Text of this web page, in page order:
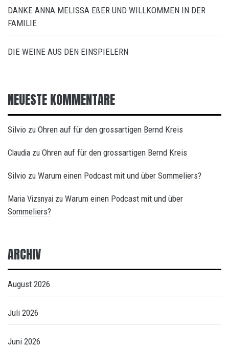
DANKE ANNA MELISSA EßER UND WILLKOMMEN IN DER
FAMILIE
DIE WEINE AUS DEN EINSPIELERN
NEUESTE KOMMENTARE
Silvio zu Ohren auf für den grossartigen Bernd Kreis
Claudia zu Ohren auf für den grossartigen Bernd Kreis
Silvio zu Warum einen Podcast mit und über Sommeliers?
Maria Vizsnyai zu Warum einen Podcast mit und über
Sommeliers?
ARCHIV
August 2026
Juli 2026
Juni 2026